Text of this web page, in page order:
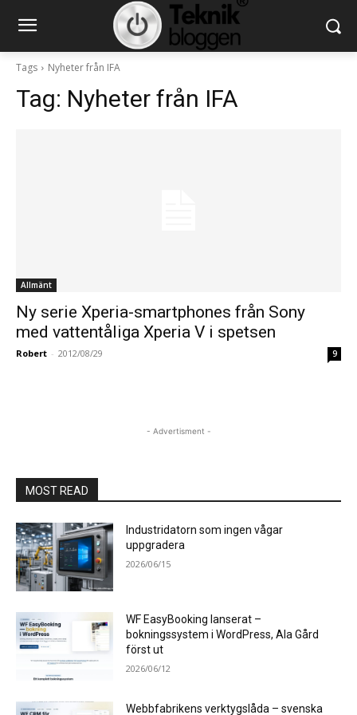
Tags Nyheter från IFA
Tag: Nyheter från IFA
Allmänt
Ny serie Xperia-smartphones från Sony
med vattentåliga Xperia V i spetsen
Robert - 2012/08/29 9
- Advertisment -
MOST READ
Industridatorn som ingen vågar
uppgradera
2026/06/15
WF EasyBooking lanserat –
bokningssystem i WordPress, Ala Gård
först ut
2026/06/12
Webbfabrikens verktygslåda – svenska